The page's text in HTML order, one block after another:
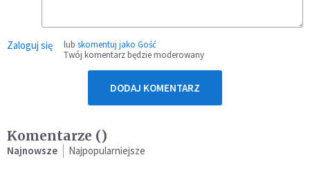
Zaloguj się lub skomentuj jako Gość
Twój komentarz będzie moderowany
DODAJ KOMENTARZ
Komentarze ()
Najnowsze Najpopularniejsze